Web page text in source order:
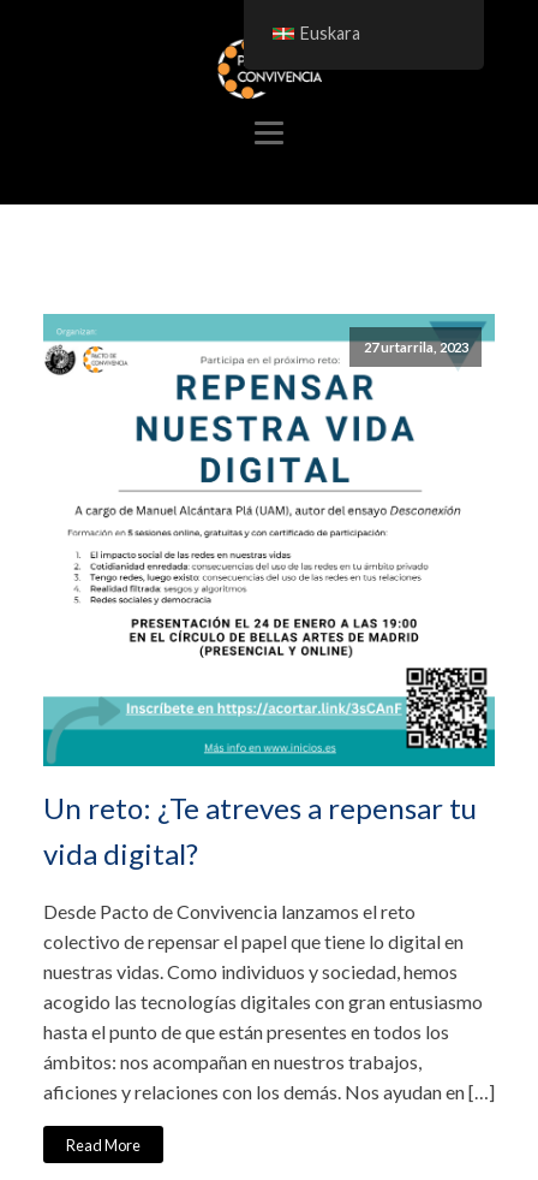
27 urtarrila, 2023
Un reto: ¿Te atreves a repensar tu
vida digital?
Desde Pacto de Convivencia lanzamos el reto
colectivo de repensar el papel que tiene lo digital en
nuestras vidas. Como individuos y sociedad, hemos
acogido las tecnologías digitales con gran entusiasmo
hasta el punto de que están presentes en todos los
ámbitos: nos acompañan en nuestros trabajos,
aficiones y relaciones con los demás. Nos ayudan en […]
Read More
Euskara